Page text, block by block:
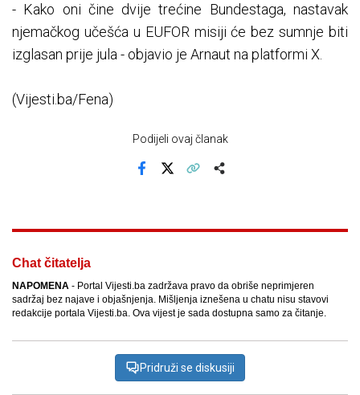
- Kako oni čine dvije trećine Bundestaga, nastavak
njemačkog učešća u EUFOR misiji će bez sumnje biti
izglasan prije jula - objavio je Arnaut na platformi X.
(Vijesti.ba/Fena)
Podijeli ovaj članak
Chat čitatelja
NAPOMENA - Portal Vijesti.ba zadržava pravo da obriše neprimjeren
sadržaj bez najave i objašnjenja. Mišljenja iznešena u chatu nisu stavovi
redakcije portala Vijesti.ba. Ova vijest je sada dostupna samo za čitanje.
Pridruži se diskusiji